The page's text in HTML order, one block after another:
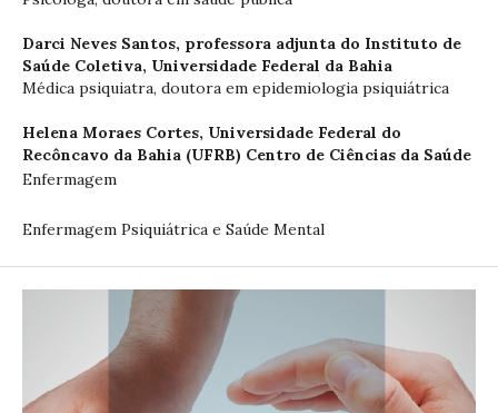
Darci Neves Santos, professora adjunta do Instituto de
Saúde Coletiva, Universidade Federal da Bahia
Médica psiquiatra, doutora em epidemiologia psiquiátrica
Helena Moraes Cortes, Universidade Federal do
Recôncavo da Bahia (UFRB) Centro de Ciências da Saúde
Enfermagem
Enfermagem Psiquiátrica e Saúde Mental